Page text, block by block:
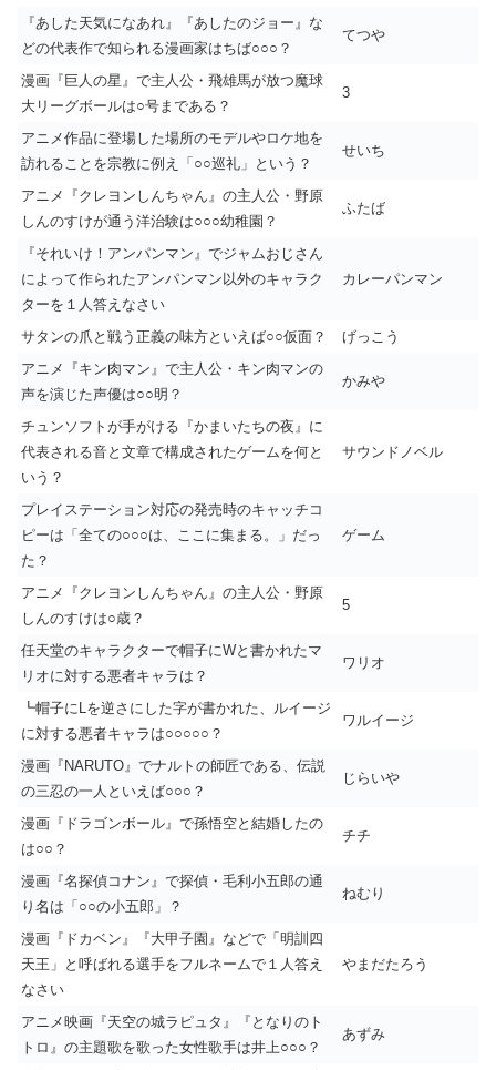
『あした天気になあれ』『あしたのジョー』な
どの代表作で知られる漫画家はちば○○○？
てつや
漫画『巨人の星』で主人公・飛雄馬が放つ魔球
大リーグボールは○号まである？
3
アニメ作品に登場した場所のモデルやロケ地を
訪れることを宗教に例え「○○巡礼」という？
せいち
アニメ『クレヨンしんちゃん』の主人公・野原
しんのすけが通う洋治験は○○○幼稚園？
ふたば
『それいけ！アンパンマン』でジャムおじさん
によって作られたアンパンマン以外のキャラク
ターを１人答えなさい
カレーパンマン
サタンの爪と戦う正義の味方といえば○○仮面？
げっこう
アニメ『キン肉マン』で主人公・キン肉マンの
声を演じた声優は○○明？
かみや
チュンソフトが手がける『かまいたちの夜』に
代表される音と文章で構成されたゲームを何と
いう？
サウンドノベル
プレイステーション対応の発売時のキャッチコ
ピーは「全ての○○○は、ここに集まる。」だっ
た？
ゲーム
アニメ『クレヨンしんちゃん』の主人公・野原
しんのすけは○歳？
5
任天堂のキャラクターで帽子にWと書かれたマ
リオに対する悪者キャラは？
ワリオ
┗帽子にLを逆さにした字が書かれた、ルイージ
に対する悪者キャラは○○○○○？
ワルイージ
漫画『NARUTO』でナルトの師匠である、伝説
の三忍の一人といえば○○○？
じらいや
漫画『ドラゴンボール』で孫悟空と結婚したの
は○○？
チチ
漫画『名探偵コナン』で探偵・毛利小五郎の通
り名は「○○の小五郎」？
ねむり
漫画『ドカベン』『大甲子園』などで「明訓四
天王」と呼ばれる選手をフルネームで１人答え
なさい
やまだたろう
アニメ映画『天空の城ラピュタ』『となりのト
トロ』の主題歌を歌った女性歌手は井上○○○？
あずみ